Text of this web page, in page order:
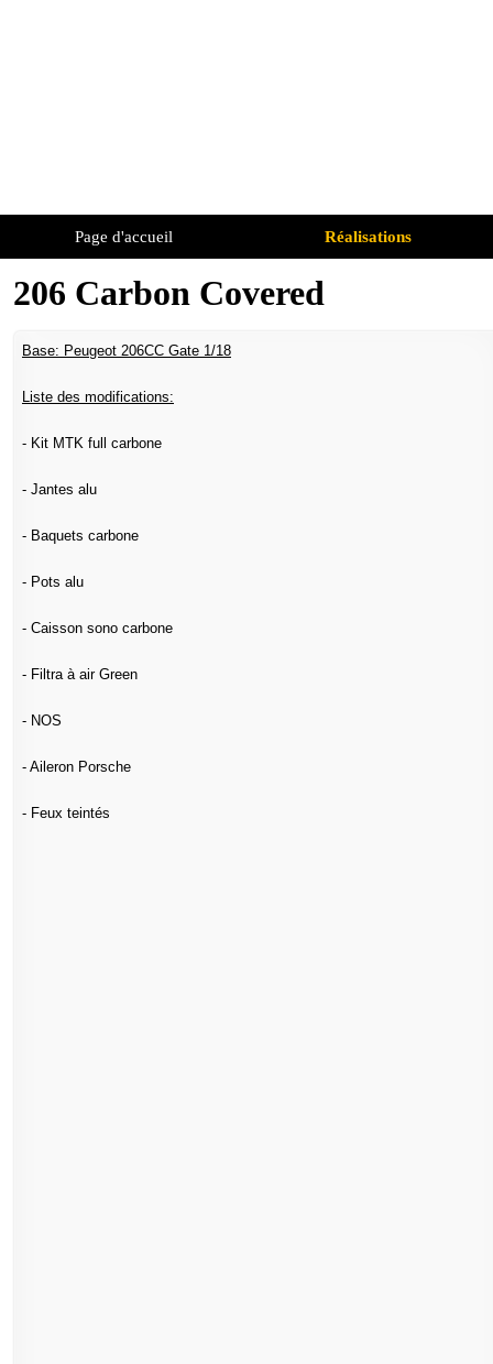
Page d'accueil Réalisations
206 Carbon Covered
Base: Peugeot 206CC Gate 1/18
Liste des modifications:
- Kit MTK full carbone
- Jantes alu
- Baquets carbone
- Pots alu
- Caisson sono carbone
- Filtra à air Green
- NOS
- Aileron Porsche
- Feux teintés